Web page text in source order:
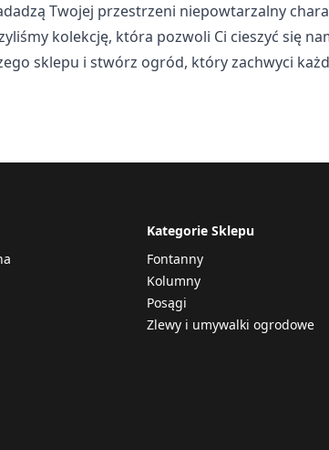
Twojej przestrzeni niepowtarzalny
kolekcję, która pozwoli Ci cieszyć się
sklepu i stwórz ogród, który zachwyci
Kategorie Sklepu
Fontanny
Kolumny
Posągi
Zlewy i umywalki ogrodowe